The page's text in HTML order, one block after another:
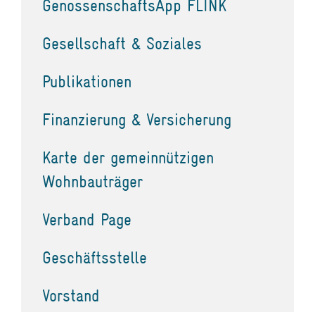
GenossenschaftsApp FLINK
Gesellschaft & Soziales
Publikationen
Finanzierung & Versicherung
Karte der gemeinnützigen
Wohnbauträger
Verband Page
Geschäftsstelle
Vorstand